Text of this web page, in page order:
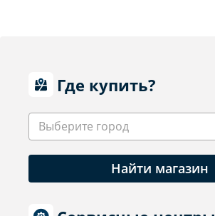
Где купить?
Выберите город
Найти магазин